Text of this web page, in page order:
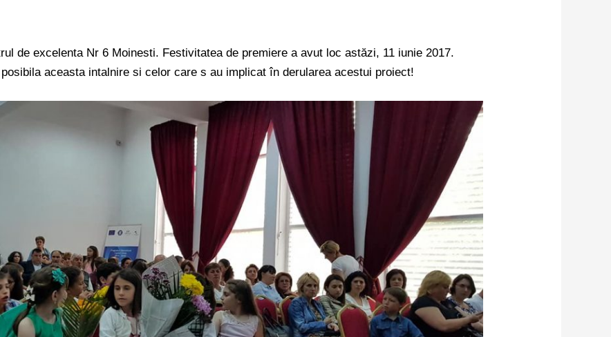
de excelenta Nr 6 Moinesti. Festivitatea de premiere a avut loc astăzi, 11 iunie 2017.
aceasta intalnire si celor care s au implicat în derularea acestui proiect!